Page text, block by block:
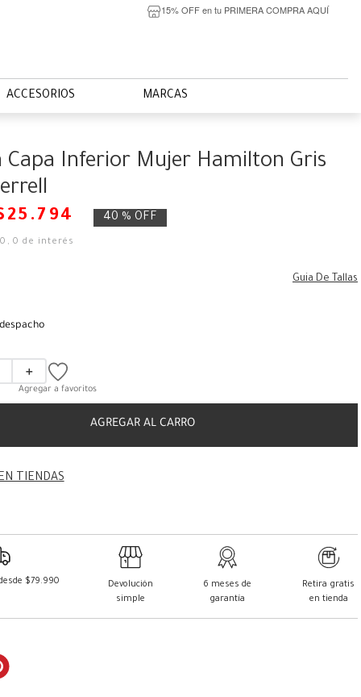
15% OFF en tu PRIMERA COMPRA AQUÍ
ACCESORIOS MARCAS
Capa Inferior Mujer Hamilton Gris
25 . 794 40 % OFF
,0 de interés
Guia De Tallas
＋
AGREGAR AL CARRO
TIENDAS
$79.990
Devolución
simple
6 meses de
garantía
Retira gratis
en tienda